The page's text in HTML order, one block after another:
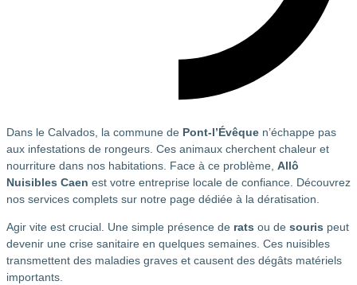
Dans le Calvados, la commune de Pont-l’Évêque n’échappe pas
aux infestations de rongeurs. Ces animaux cherchent chaleur et
nourriture dans nos habitations. Face à ce problème, Allô
Nuisibles Caen est votre entreprise locale de confiance. Découvrez
nos services complets sur notre page dédiée à la dératisation.
Agir vite est crucial. Une simple présence de rats ou de souris peut
devenir une crise sanitaire en quelques semaines. Ces nuisibles
transmettent des maladies graves et causent des dégâts matériels
importants.